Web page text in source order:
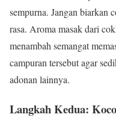
sempurna. Jangan biarkan
rasa. Aroma masak dari
menambah semangat
campuran tersebut agar
adonan lainnya.
Langkah Kedua: